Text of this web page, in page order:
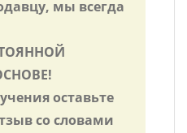
мы всегда
оставьте
со словами